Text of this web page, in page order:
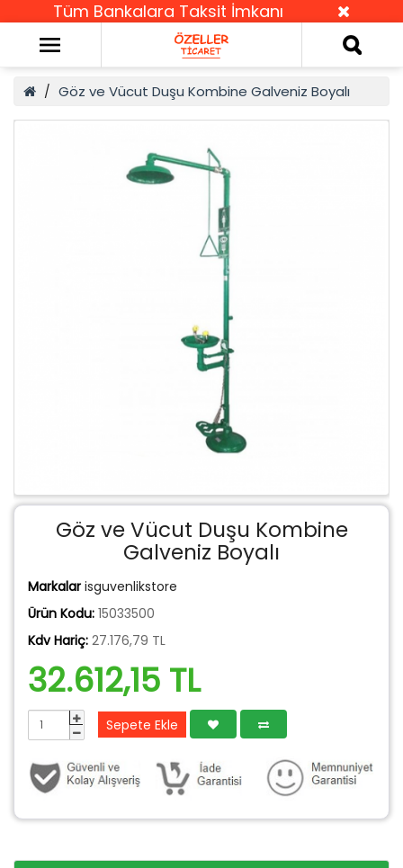
Tüm Bankalara Taksit İmkanı
Göz ve Vücut Duşu Kombine Galveniz Boyalı
Göz ve Vücut Duşu Kombine
Galveniz Boyalı
Markalar isguvenlikstore
Ürün Kodu: 15033500
Kdv Hariç: 27.176,79 TL
32.612,15 TL
Sepete Ekle